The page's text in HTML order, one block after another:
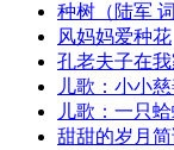
种树（陆军 词
风妈妈爱种花
孔老夫子在我
儿歌：小小
儿歌：一只
甜甜的岁月